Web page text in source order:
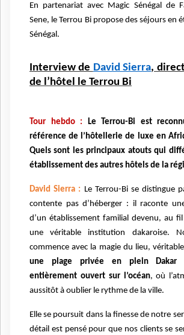
En partenariat avec Magic Sénégal de
Sene, le Terrou Bi propose des séjours en
Sénégal.
Interview de David Sierra,
de l’hôtel le Terrou Bi
Tour hebdo :
Le Terrou-Bi est
référence de l’hôtellerie de luxe en
Quels sont les principaux atouts qui
établissement des autres hôtels de la
David Sierra : Le Terrou-Bi se distingue
contente pas d’héberger : il raconte
d’un établissement familial devenu, au fil
une véritable institution dakaroise.
commence avec la magie du lieu,
une plage privée en plein
entièrement ouvert sur l’océan, où
aussitôt à oublier le rythme de la ville.
Elle se poursuit dans la finesse de notre
détail est pensé pour que nos clients se